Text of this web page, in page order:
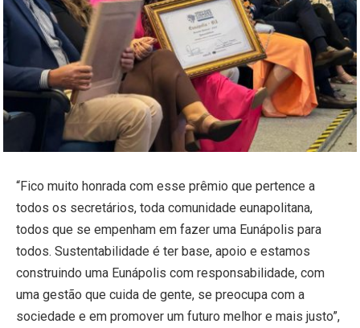
“Fico muito honrada com esse prêmio que pertence a
todos os secretários, toda comunidade eunapolitana,
todos que se empenham em fazer uma Eunápolis para
todos. Sustentabilidade é ter base, apoio e estamos
construindo uma Eunápolis com responsabilidade, com
uma gestão que cuida de gente, se preocupa com a
sociedade e em promover um futuro melhor e mais justo”,